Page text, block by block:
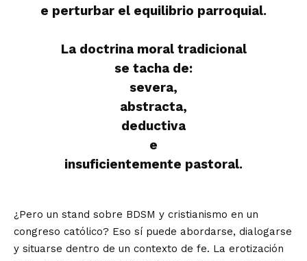
e perturbar el equilibrio parroquial.
La doctrina moral tradicional
se tacha de:
severa,
abstracta,
deductiva
e
insuficientemente pastoral.
¿Pero un stand sobre BDSM y cristianismo en un
congreso católico? Eso sí puede abordarse, dialogarse
y situarse dentro de un contexto de fe. La erotización